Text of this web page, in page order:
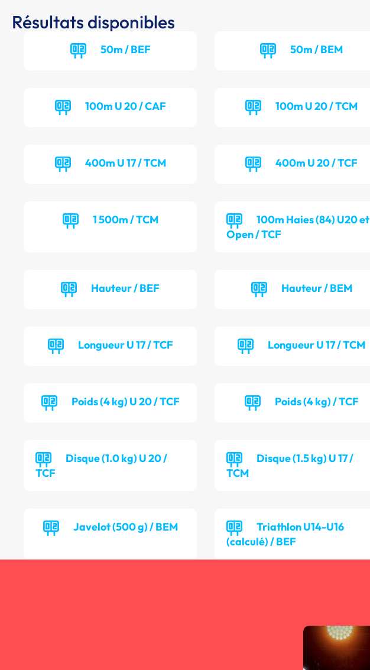
Résultats disponibles
50m / BEF 50m / BEM
100m U 20 / CAF 100m U 20 / TCM
400m U 17 / TCM 400m U 20 / TCF
1 500m / TCM
100m Haies (84) U20 et
Open / TCF
Hauteur / BEF Hauteur / BEM
Longueur U 17 / TCF Longueur U 17 / TCM
Poids (4 kg) U 20 / TCF Poids (4 kg) / TCF
Disque (1.0 kg) U 20 /
TCF
Disque (1.5 kg) U 17 /
TCM
Javelot (500 g) / BEM
Triathlon U14-U16
(calculé) / BEF